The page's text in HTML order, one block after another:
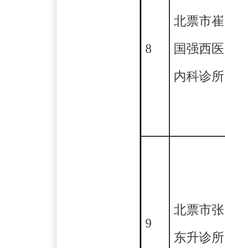
8
北票市崔
国强西医
内科诊所
9
北票市张
东升诊所